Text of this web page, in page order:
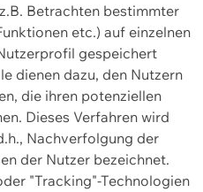
Betrachten bestimmter
etc.) auf einzelnen
gespeichert
dienen dazu, den Nutzern
die ihren potenziellen
Dieses Verfahren wird
Nachverfolgung der
der Nutzer bezeichnet.
"Tracking"-Technologien